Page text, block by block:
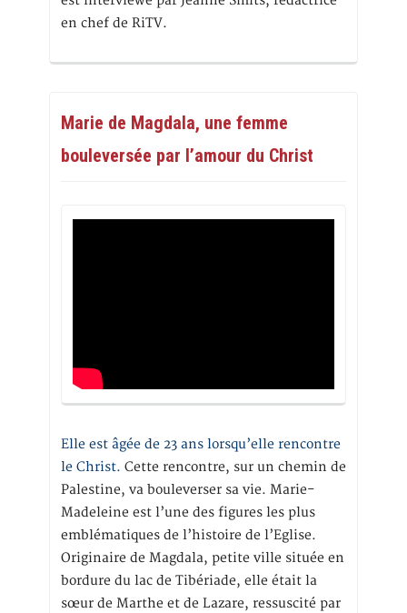
en chef de RiTV.
Marie de Magdala, une femme
bouleversée par l’amour du Christ
Elle est âgée de 23 ans lorsqu’elle rencontre
le Christ. Cette rencontre, sur un chemin de
Palestine, va bouleverser sa vie. Marie-
Madeleine est l’une des figures les plus
emblématiques de l’histoire de l’Eglise.
Originaire de Magdala, petite ville située en
bordure du lac de Tibériade, elle était la
sœur de Marthe et de Lazare, ressuscité par